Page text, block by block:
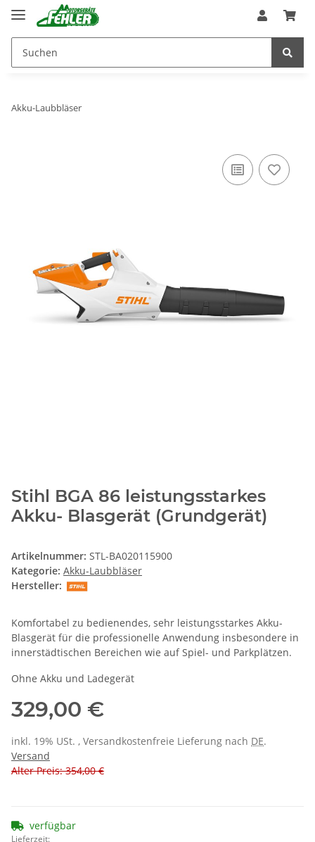
Akku-Laubbläser
Stihl BGA 86 leistungsstarkes
Akku- Blasgerät (Grundgerät)
Artikelnummer: STL-BA020115900
Kategorie: Akku-Laubbläser
Hersteller:
Komfortabel zu bedienendes, sehr leistungsstarkes Akku-
Blasgerät für die professionelle Anwendung insbesondere in
innerstädtischen Bereichen wie auf Spiel- und Parkplätzen.
Ohne Akku und Ladegerät
329,00 €
inkl. 19% USt. , Versandkostenfreie Lieferung nach DE.
Versand
Alter Preis: 354,00 €
verfügbar
Lieferzeit: